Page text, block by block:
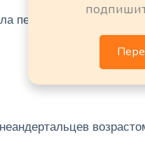
передана Китаю в 1999